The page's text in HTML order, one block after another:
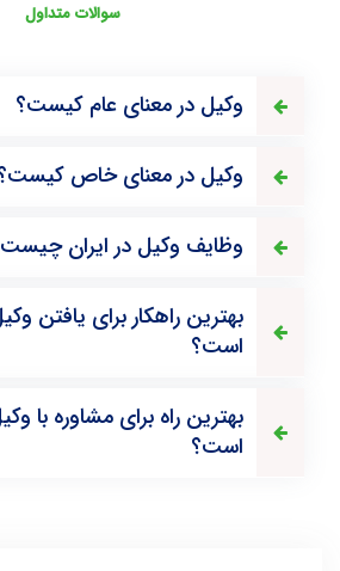
سوالات متداول
وکیل در معنای عام کیست؟
وکیل در معنای خاص
وظایف وکیل در ایران
بهترین راهکار برای یافتن
است؟
بهترین راه برای مشاوره با
است؟